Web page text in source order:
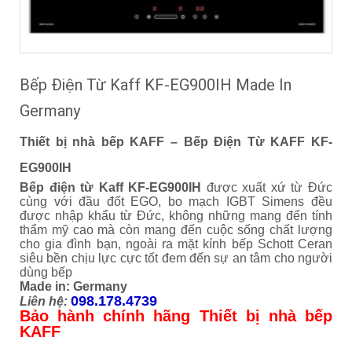
Bếp Điện Từ Kaff KF-EG900IH Made In
Germany
Thiết bị nhà bếp KAFF – Bếp Điện Từ KAFF KF-
EG900IH
Bếp điện từ Kaff KF-EG900IH được xuất xứ từ Đức
cùng với đầu đốt EGO, bo mạch IGBT Simens đều
được nhập khẩu từ Đức, không những mang đến tính
thẩm mỹ cao mà còn mang đến cuộc sống chất lượng
cho gia đình bạn, ngoài ra mặt kính bếp Schott Ceran
siêu bền chịu lực cực tốt đem đến sự an tâm cho người
dùng bếp
Made in: Germany
Liên hệ: 098.178.4739
Bảo hành chính hãng Thiết bị nhà bếp
KAFF